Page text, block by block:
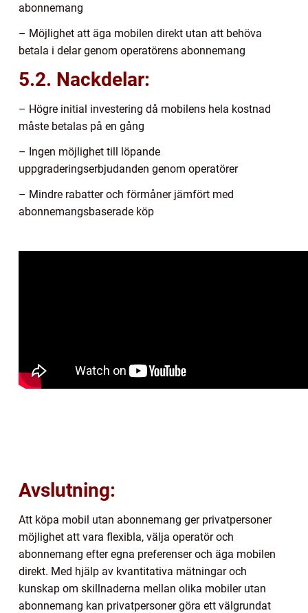
abonnemang
– Möjlighet att äga mobilen direkt utan att behöva
betala i delar genom operatörens abonnemang
5.2. Nackdelar:
– Högre initial investering då mobilens hela kostnad
måste betalas på en gång
– Ingen möjlighet till löpande
uppgraderingserbjudanden genom operatörer
– Mindre rabatter och förmåner jämfört med
abonnemangsbaserade köp
Avslutning:
Att köpa mobil utan abonnemang ger privatpersoner
möjlighet att vara flexibla, välja operatör och
abonnemang efter egna preferenser och äga mobilen
direkt. Med hjälp av kvantitativa mätningar och
kunskap om skillnaderna mellan olika mobiler utan
abonnemang kan privatpersoner göra ett välgrundat